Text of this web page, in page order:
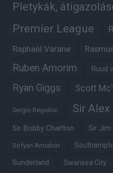
Pletykák,
Premier League
Raphaël Varane
Ruben Amorim Ruud
Ryan Giggs Scott
Sergio Reguilon Sir Alex
Sir Bobby Charlton Sir
Sofyan Amrabat
Sunderland Swansea City